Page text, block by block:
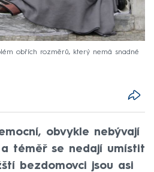
obřích rozměrů, který nemá snadné
obvykle nebývají
téměř se nedají umístit
bezdomovci jsou asi